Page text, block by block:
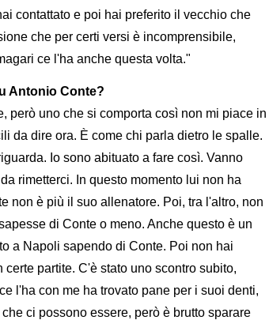
contattato e poi hai preferito il vecchio che
che per certi versi è incomprensibile,
ce l'ha anche questa volta."
Antonio Conte?
però uno che si comporta così non mi piace in
da dire ora. È come chi parla dietro le spalle.
Io sono abituato a fare così. Vanno
rimetterci. In questo momento lui non ha
non è più il suo allenatore. Poi, tra l'altro, non
di Conte o meno. Anche questo è un
a Napoli sapendo di Conte. Poi non hai
partite. C'è stato uno scontro subito,
l'ha con me ha trovato pane per i suoi denti,
ci possono essere, però è brutto sparare